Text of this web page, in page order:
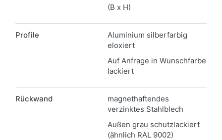
(B x H)
Profile
Aluminium silberfarbig
eloxiert
Auf Anfrage in Wunschfarbe
lackiert
Rückwand
magnethaftendes
verzinktes Stahlblech
Außen grau schutzlackiert
(ähnlich RAL 9002)